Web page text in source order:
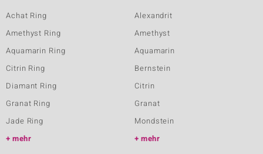
Achat Ring
Amethyst Ring
Aquamarin Ring
Citrin Ring
Diamant Ring
Granat Ring
Jade Ring
mehr
Alexandrit
Amethyst
Aquamarin
Bernstein
Citrin
Granat
Mondstein
mehr